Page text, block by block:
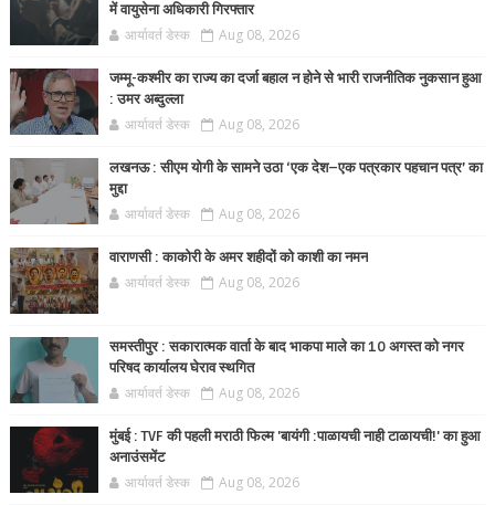
में वायुसेना अधिकारी गिरफ्तार
आर्यावर्त डेस्क Aug 08, 2026
जम्मू-कश्मीर का राज्य का दर्जा बहाल न होने से भारी राजनीतिक नुकसान हुआ
: उमर अब्दुल्ला
आर्यावर्त डेस्क Aug 08, 2026
लखनऊ : सीएम योगी के सामने उठा ‘एक देश–एक पत्रकार पहचान पत्र’ का
मुद्दा
आर्यावर्त डेस्क Aug 08, 2026
वाराणसी : काकोरी के अमर शहीदों को काशी का नमन
आर्यावर्त डेस्क Aug 08, 2026
समस्तीपुर : सकारात्मक वार्ता के बाद भाकपा माले का 10 अगस्त को नगर
परिषद कार्यालय घेराव स्थगित
आर्यावर्त डेस्क Aug 08, 2026
मुंबई : TVF की पहली मराठी फिल्म 'बायंगी :पाळायची नाही टाळायची!' का हुआ
अनाउंसमेंट
आर्यावर्त डेस्क Aug 08, 2026